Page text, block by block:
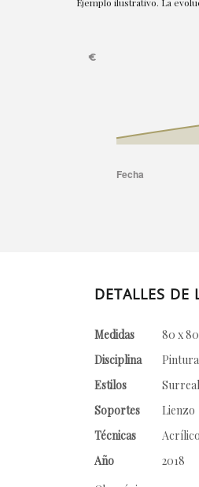
DETALLES DE
Medidas
80 x
Disciplina
Pintura
Estilos
Soportes
Lienzo
Técnicas
Acrílico
Año
2018